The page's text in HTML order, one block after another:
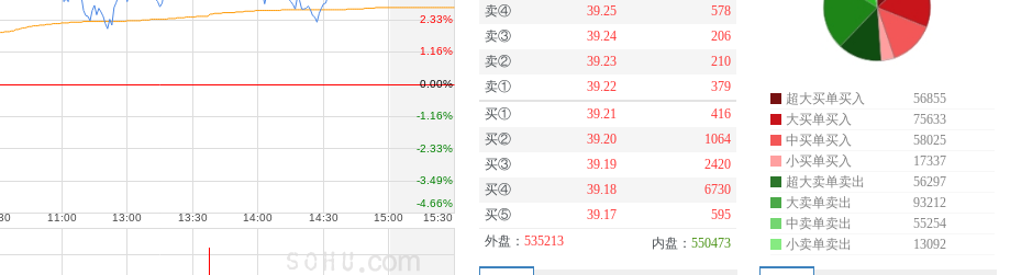
中农立华 快速拉升
卖④
39.25
578
卖③
39.24
206
卖②
39.23
210
卖①
39.22
379
买①
39.21
416
买②
39.20
1064
买③
39.19
2420
买④
39.18
6730
买⑤
39.17
595
外盘：535213 内盘：550473
超大买单买入
56855
大买单买入
75633
中买单买入
58025
小买单买入
17337
超大卖单卖出
56297
大卖单卖出
93212
中卖单卖出
55254
小卖单卖出
13092